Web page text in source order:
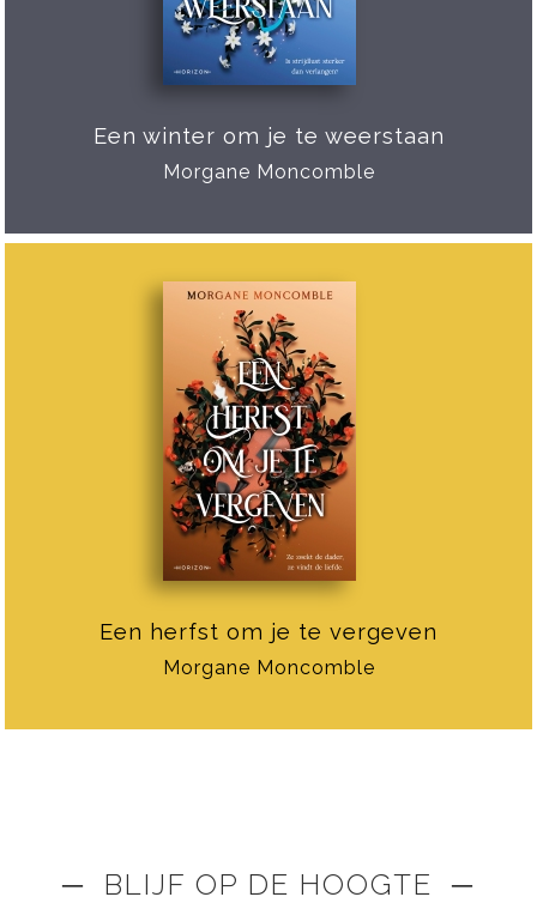
Een winter om je te weerstaan
Morgane Moncomble
Een herfst om je te vergeven
Morgane Moncomble
─ BLIJF OP DE HOOGTE ─